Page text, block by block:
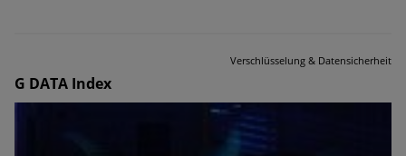
Verschlüsselung & Datensicherheit
G DATA Index